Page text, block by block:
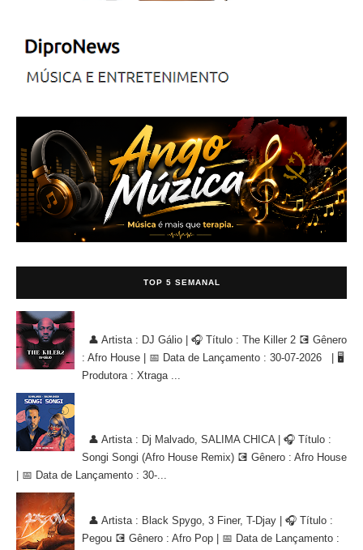
TOP 5 SEMANAL
👤 Artista : DJ Gálio | 🎧 Título : The Killer 2 💽 Gênero
: Afro House | 📅 Data de Lançamento : 30-07-2026 | 🖥
Produtora : Xtraga ...
👤 Artista : Dj Malvado, SALIMA CHICA | 🎧 Título :
Songi Songi (Afro House Remix) 💽 Gênero : Afro House
| 📅 Data de Lançamento : 30-...
👤 Artista : Black Spygo, 3 Finer, T-Djay | 🎧 Título :
Pegou 💽 Gênero : Afro Pop | 📅 Data de Lançamento :